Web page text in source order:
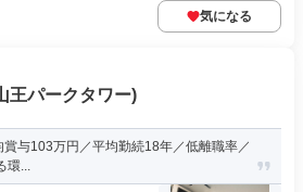
気になる
王パークタワー)
与103万円／平均勤続18年／低離職率／
環...